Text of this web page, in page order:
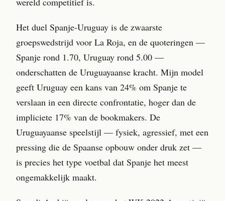
Het duel Spanje-Uruguay is de zwaarste
groepswedstrijd voor La Roja, en de quoteringen —
Spanje rond 1.70, Uruguay rond 5.00 —
onderschatten de Uruguayaanse kracht. Mijn model
geeft Uruguay een kans van 24% om Spanje te
verslaan in een directe confrontatie, hoger dan de
impliciete 17% van de bookmakers. De
Uruguayaanse speelstijl — fysiek, agressief, met een
pressing die de Spaanse opbouw onder druk zet —
is precies het type voetbal dat Spanje het meest
ongemakkelijk maakt.